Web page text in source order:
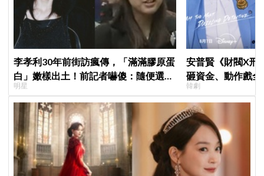
李孝利30年前街訪瘋傳，「滿滿膠原蛋
白」嫩樣出土！前記者嚇傻：隨便選到
傳奇
明星
安普賢《財閥X刑
砸資金、動作戲
超越第一季
韓劇